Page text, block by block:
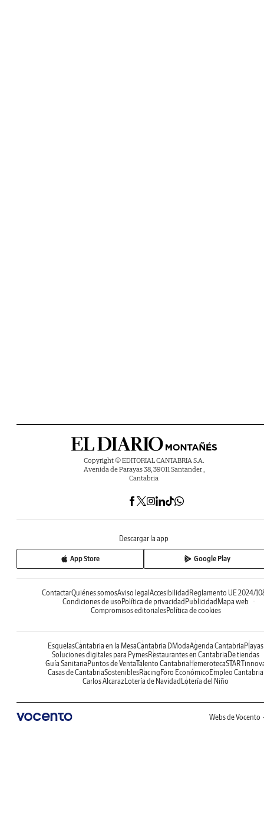
Copyright © EDITORIAL CANTABRIA S.A.
Avenida de Parayas 38, 39011 Santander ,
Cantabria
Descargar la app
App Store Google Play
ContactarQuiénes somosAviso legalAccesibilidadReglamento UE 2024/
Condiciones de usoPolítica de privacidadPublicidadMapa web
Compromisos editorialesPolítica de cookies
EsquelasCantabria en la MesaCantabria DModaAgenda CantabriaPlayas
Soluciones digitales para PymesRestaurantes en CantabriaDe tiendas
Guía SanitariaPuntos de VentaTalento CantabriaHemeroteca
Casas de CantabriaSosteniblesRacingForo EconómicoEmpleo Cantabria
Carlos AlcarazLotería de NavidadLotería del Niño
Webs de Vocento